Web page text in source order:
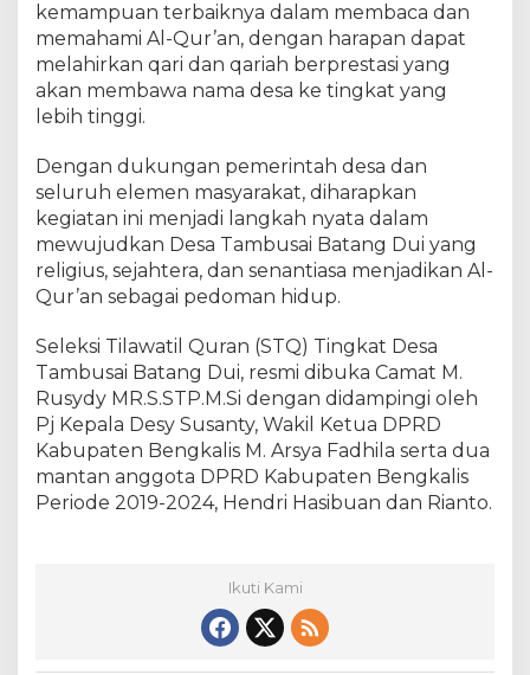
kemampuan terbaiknya dalam membaca dan
memahami Al-Qur’an, dengan harapan dapat
melahirkan qari dan qariah berprestasi yang
akan membawa nama desa ke tingkat yang
lebih tinggi.
Dengan dukungan pemerintah desa dan
seluruh elemen masyarakat, diharapkan
kegiatan ini menjadi langkah nyata dalam
mewujudkan Desa Tambusai Batang Dui yang
religius, sejahtera, dan senantiasa menjadikan Al-
Qur’an sebagai pedoman hidup.
Seleksi Tilawatil Quran (STQ) Tingkat Desa
Tambusai Batang Dui, resmi dibuka Camat M.
Rusydy MR.S.STP.M.Si dengan didampingi oleh
Pj Kepala Desy Susanty, Wakil Ketua DPRD
Kabupaten Bengkalis M. Arsya Fadhila serta dua
mantan anggota DPRD Kabupaten Bengkalis
Periode 2019-2024, Hendri Hasibuan dan Rianto.
Ikuti Kami